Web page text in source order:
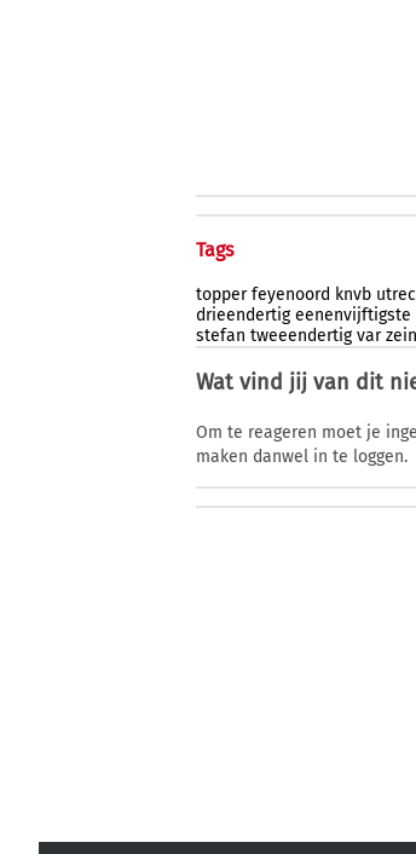
Tags
topper feyenoord knvb
drieendertig eenenvijftigste
stefan tweeendertig var
Wat vind jij van dit
Om te reageren moet je
maken danwel in te loggen.